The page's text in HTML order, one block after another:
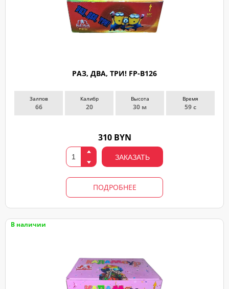
РАЗ, ДВА, ТРИ! FP-B126
Залпов
66
Калибр
20
Высота
30 м
Время
59 с
310 BYN
ЗАКАЗАТЬ
ПОДРОБНЕЕ
В наличии